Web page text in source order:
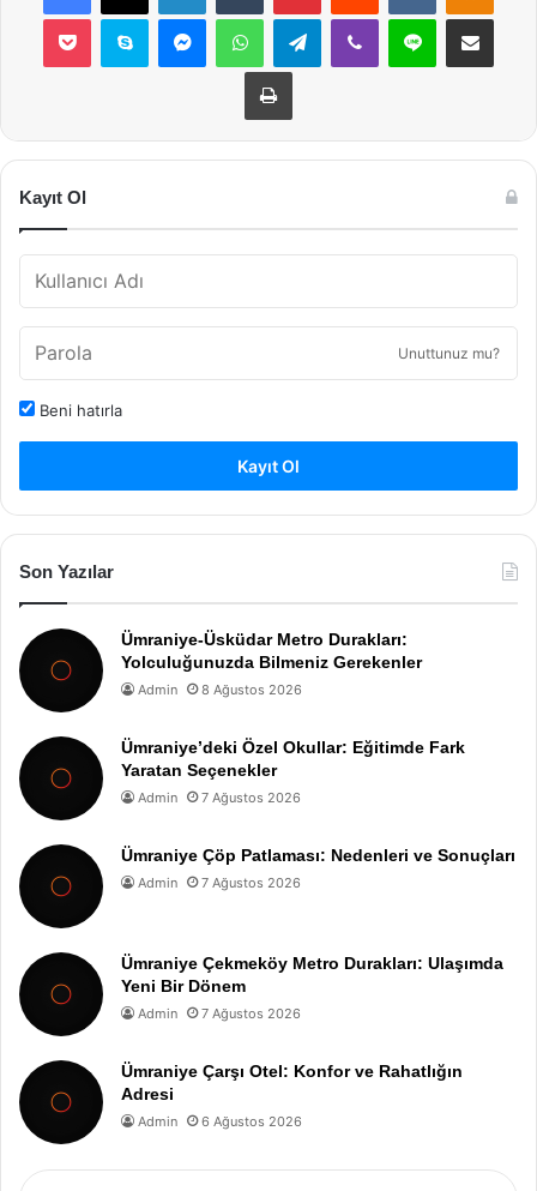
Pocket Skype MessengerWhatsAppTelegramViber Line E-Posta ile
Yazdır
Kayıt Ol
Unuttunuz mu?
Beni hatırla
Kayıt Ol
Son Yazılar
Ümraniye-Üsküdar Metro Durakları:
Yolculuğunuzda Bilmeniz Gerekenler
Admin 8 Ağustos 2026
Ümraniye’deki Özel Okullar: Eğitimde Fark
Yaratan Seçenekler
Admin 7 Ağustos 2026
Ümraniye Çöp Patlaması: Nedenleri ve Sonuçları
Admin 7 Ağustos 2026
Ümraniye Çekmeköy Metro Durakları: Ulaşımda
Yeni Bir Dönem
Admin 7 Ağustos 2026
Ümraniye Çarşı Otel: Konfor ve Rahatlığın
Adresi
Admin 6 Ağustos 2026